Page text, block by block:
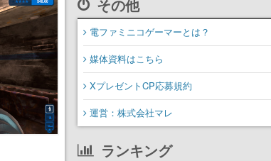
その他
電ファミニコゲーマーとは？
媒体資料はこちら
XプレゼントCP応募規約
運営：株式会社マレ
ランキング